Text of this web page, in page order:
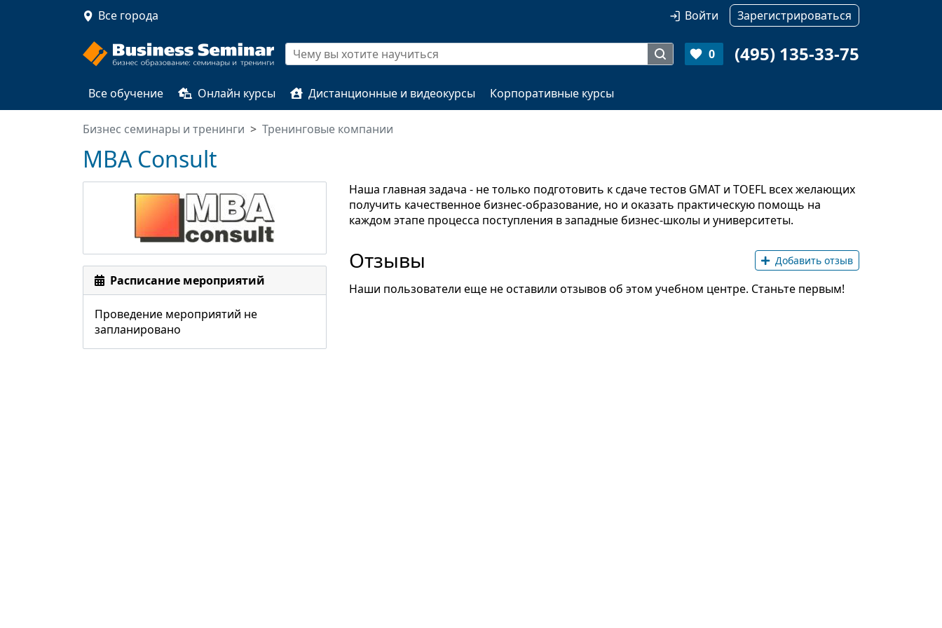
Все города Войти Зарегистрироваться
0 (495) 135-33-75
Все обучение Онлайн курсы Дистанционные и видеокурсы Корпоративные курсы
Бизнес семинары и тренинги Тренинговые компании
MBA Consult
Расписание мероприятий
Проведение мероприятий не
запланировано
Наша главная задача - не только подготовить к сдаче тестов GMAT и TOEFL всех желающих
получить качественное бизнес-образование, но и оказать практическую помощь на
каждом этапе процесса поступления в западные бизнес-школы и университеты.
Отзывы Добавить отзыв
Наши пользователи еще не оставили отзывов об этом учебном центре. Станьте первым!